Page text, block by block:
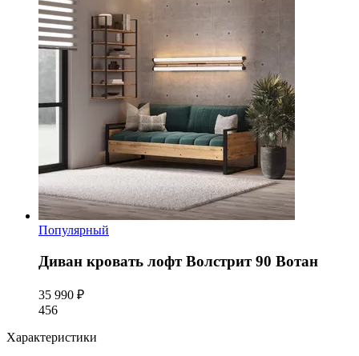
Популярный
Диван кровать лофт Волстрит 90 Вотан
35 990 ₽
456
Характеристики